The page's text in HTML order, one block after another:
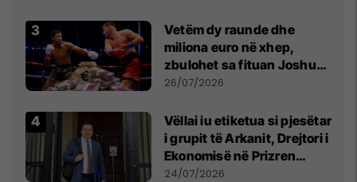
Vetëm dy raunde dhe
miliona euro në xhep,
zbulohet sa fituan Joshua
e Prenga
26/07/2026
Vëllai iu etiketua si pjesëtar
i grupit të Arkanit, Drejtori i
Ekonomisë në Prizren
mohon pretendimet
24/07/2026